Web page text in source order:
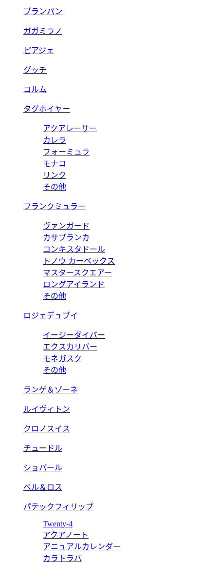
ブランパン
ガガミラノ
ピアジェ
グッチ
コルム
タグホイヤー
アクアレーサー
カレラ
フォーミュラ
モナコ
リンク
その他
フランクミュラー
ヴァンガード
カサブランカ
コンキスタドール
トノウ カーベックス
マスタースクエアー
ロングアイランド
その他
ロジェデュブイ
イージーダイバー
エクスカリバー
モネガスク
その他
ランゲ＆ゾーネ
ルイヴィトン
クロノスイス
チュードル
ショパール
ベル＆ロス
パテックフィリップ
Twenty-4
アクアノート
アニュアルカレンダー
カラトラバ